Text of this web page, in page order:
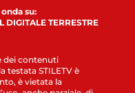
onda su:
DIGITALE TERRESTRE
dei contenuti
testata STILETV è
è vietata la